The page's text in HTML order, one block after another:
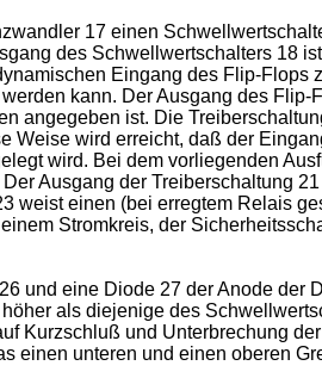
17 einen
des Schwellwertschalters 18
Eingang des Flip-Flops
kann. Der Ausgang des Flip-
angegeben ist. Die
Weise wird erreicht, daß der
wird. Bei dem vorliegenden
Ausgang der Treiberschaltung
weist einen (bei erregtem Relais
Stromkreis, der
und eine Diode 27 der Anode der
als diejenige des
Kurzschluß und Unterbrechung
einen unteren und einen oberen